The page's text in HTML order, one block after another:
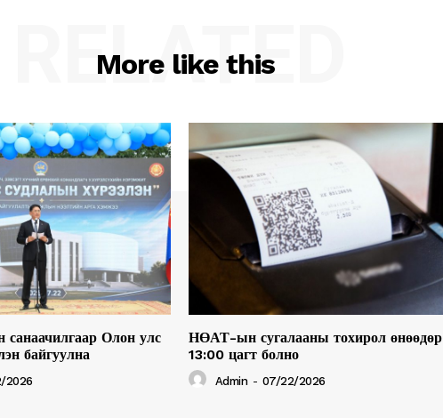
More like this
RELATED
санаачилгаар Олон улс
байгуулна
2026
НӨАТ-ын сугалааны тохирол өнөөдөр
13:00 цагт болно
Admin - 07/22/2026